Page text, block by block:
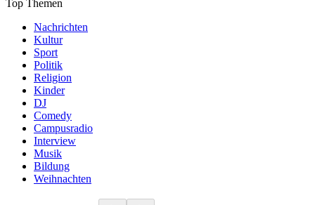
Top Themen
Nachrichten
Kultur
Sport
Politik
Religion
Kinder
DJ
Comedy
Campusradio
Interview
Musik
Bildung
Weihnachten